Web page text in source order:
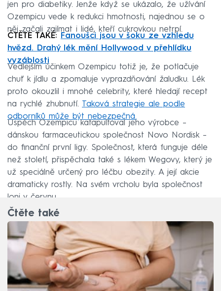
jen pro diabetiky. Jenže když se ukázalo, že užívání
Ozempicu vede k redukci hmotnosti, najednou se o
něj začali zajímat i lidé, kteří cukrovkou netrpí.
ČTĚTE TAKÉ: Fanoušci jsou v šoku ze vzhledu
hvězd. Drahý lék mění Hollywood v přehlídku
vyzáblosti
Vedlejším účinkem Ozempicu totiž je, že potlačuje
chuť k jídlu a zpomaluje vyprazdňování žaludku. Lék
proto okouzlil i mnohé celebrity, které hledají recept
na rychlé zhubnutí. Taková strategie ale podle
odborníků může být nebezpečná.
Úspěch Ozempicu katapultoval jeho výrobce –
dánskou farmaceutickou společnost Novo Nordisk –
do finanční první ligy. Společnost, která funguje déle
než století, přispěchala také s lékem Wegovy, který je
už speciálně určený pro léčbu obezity. A její akcie
dramaticky rostly. Na svém vrcholu byla společnost
loni v červnu.
Čtěte také